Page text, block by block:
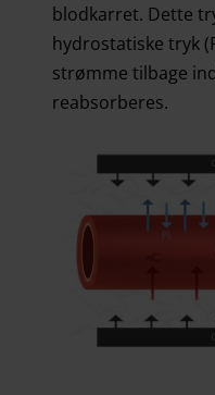
blodkarret. Dette
hydrostatiske tryk
strømme tilbage
reabsorberes.